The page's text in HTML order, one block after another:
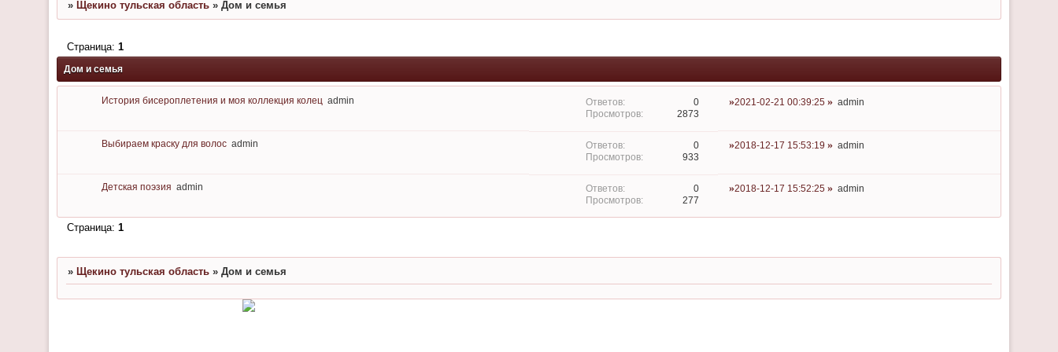
» Щекино тульская область » Дом и семья
Дом и семья
Страница: 1
История бисероплетения и моя коллекция колец admin
0
2873
2021-02-21 00:39:25 admin
Выбираем краску для волос admin
0
933
2018-12-17 15:53:19 admin
Детская поэзия admin
0
277
2018-12-17 15:52:25 admin
Страница: 1
» Щекино тульская область » Дом и семья